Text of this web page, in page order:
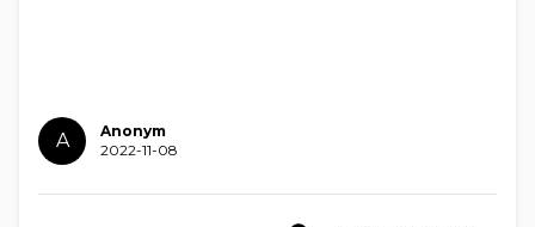
A
Anonym
2022-11-08